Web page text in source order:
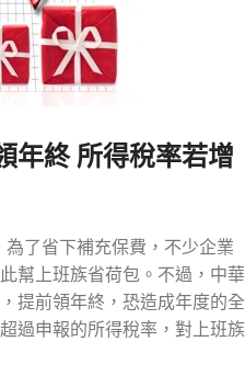
年終 所得稅率若增
了省下補充保費，不少企業
幫上班族省荷包。不過，中華
提前領年終，恐造成年度的全
過申報的所得稅率，對上班族